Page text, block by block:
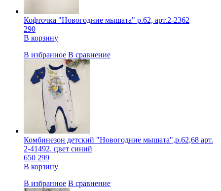
Кофточка "Новогодние мышата" р.62, арт.2-2362
290
В корзину
В избранное В сравнение
Комбинезон детский "Новогодние мышата",р.62,68 арт.
2-41492. цвет синий
650 299
В корзину
В избранное В сравнение